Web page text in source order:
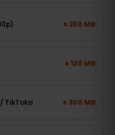
± 250 MB
± 120 MB
TikToka ± 300 MB